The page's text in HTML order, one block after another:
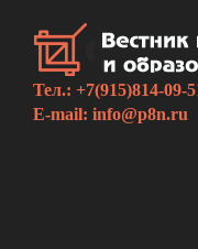
Тел.: +7(915)814-09-
E-mail: info@p8n.ru